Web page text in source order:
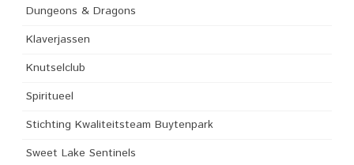
Dungeons & Dragons
Klaverjassen
Knutselclub
Spiritueel
Stichting Kwaliteitsteam Buytenpark
Sweet Lake Sentinels